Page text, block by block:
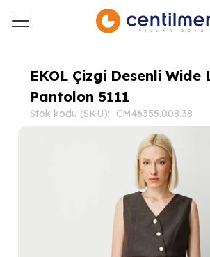
EKOL Çizgi Desenli Wide
Pantolon 5111
Stok kodu (SKU): CM46355.008.38